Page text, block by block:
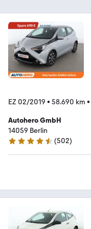
EZ 02/2019 • 58.690 km •
Autohero GmbH
14059 Berlin
4.5 Sterne
(502)